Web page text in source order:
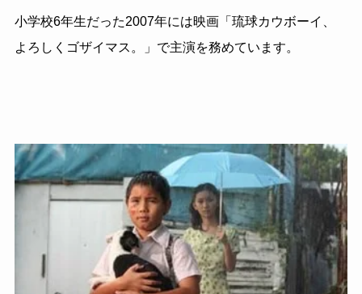
小学校6年生だった2007年には映画「琉球カウボーイ、
よろしくゴザイマス。」で主演を務めています。